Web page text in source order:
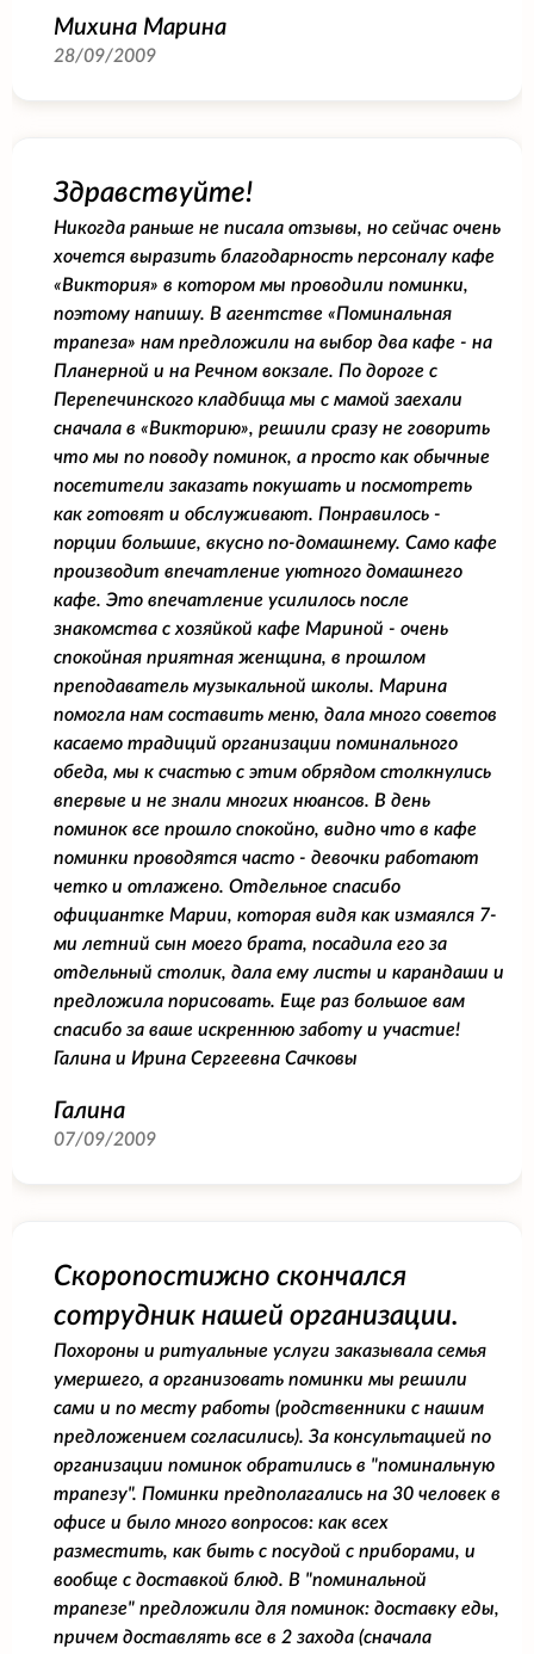
Михина Марина
28/09/2009
Здравствуйте!
Никогда раньше не писала отзывы, но сейчас очень
хочется выразить благодарность персоналу кафе
«Виктория» в котором мы проводили поминки,
поэтому напишу. В агентстве «Поминальная
трапеза» нам предложили на выбор два кафе - на
Планерной и на Речном вокзале. По дороге с
Перепечинского кладбища мы с мамой заехали
сначала в «Викторию», решили сразу не говорить
что мы по поводу поминок, а просто как обычные
посетители заказать покушать и посмотреть
как готовят и обслуживают. Понравилось -
порции большие, вкусно по-домашнему. Само кафе
производит впечатление уютного домашнего
кафе. Это впечатление усилилось после
знакомства с хозяйкой кафе Мариной - очень
спокойная приятная женщина, в прошлом
преподаватель музыкальной школы. Марина
помогла нам составить меню, дала много советов
касаемо традиций организации поминального
обеда, мы к счастью с этим обрядом столкнулись
впервые и не знали многих нюансов. В день
поминок все прошло спокойно, видно что в кафе
поминки проводятся часто - девочки работают
четко и отлажено. Отдельное спасибо
официантке Марии, которая видя как измаялся 7-
ми летний сын моего брата, посадила его за
отдельный столик, дала ему листы и карандаши и
предложила порисовать. Еще раз большое вам
спасибо за ваше искреннюю заботу и участие!
Галина и Ирина Сергеевна Сачковы
Галина
07/09/2009
Скоропостижно скончался
сотрудник нашей организации.
Похороны и ритуальные услуги заказывала семья
умершего, а организовать поминки мы решили
сами и по месту работы (родственники с нашим
предложением согласились). За консультацией по
организации поминок обратились в "поминальную
трапезу". Поминки предполагались на 30 человек в
офисе и было много вопросов: как всех
разместить, как быть с посудой с приборами, и
вообще с доставкой блюд. В "поминальной
трапезе" предложили для поминок: доставку еды,
причем доставлять все в 2 захода (сначала